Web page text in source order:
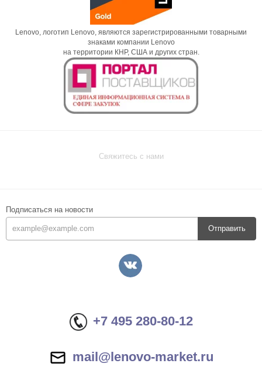
Lenovo, логотип Lenovo, являются зарегистрированными товарными
знаками компании Lenovo
на территории КНР, США и других стран.
Свяжитесь с нами
Подписаться на новости
Отправить
+7 495 280-80-12
mail@lenovo-market.ru